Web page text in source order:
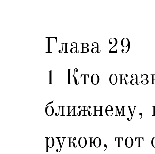
Глава 29
1 Кто
ближнему,
рукою, тот